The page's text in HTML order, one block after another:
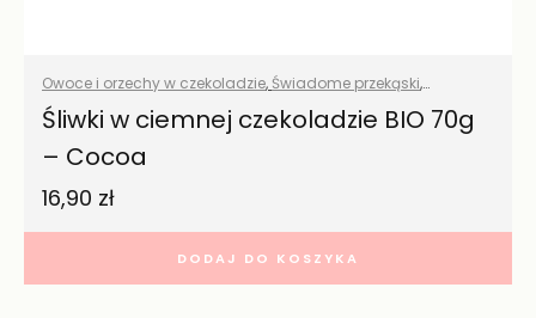
Owoce i orzechy w czekoladzie, Świadome przekąski,
Wszystkie produkty
Śliwki w ciemnej czekoladzie BIO 70g
– Cocoa
16,90 zł
DODAJ DO KOSZYKA